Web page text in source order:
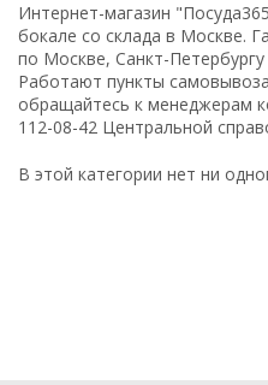
Интернет-магазин
бокале со склада в Москве.
по Москве, Санкт-
Работают пункты
обращайтесь к менеджерам
112-08-42 Центральной
В этой категории нет ни